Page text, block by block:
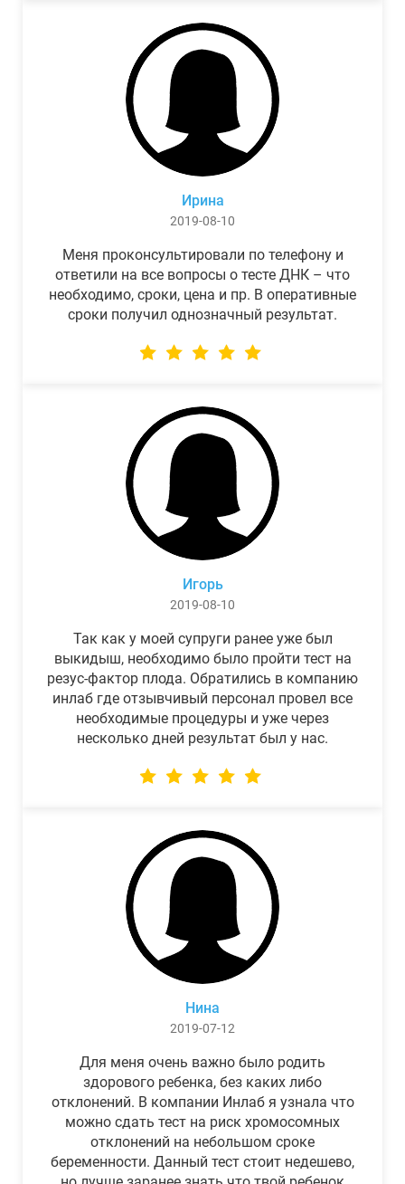
Ирина
2019-08-10
Меня проконсультировали по телефону и
ответили на все вопросы о тесте ДНК – что
необходимо, сроки, цена и пр. В оперативные
сроки получил однозначный результат.
Игорь
2019-08-10
Так как у моей супруги ранее уже был
выкидыш, необходимо было пройти тест на
резус-фактор плода. Обратились в компанию
инлаб где отзывчивый персонал провел все
необходимые процедуры и уже через
несколько дней результат был у нас.
Нина
2019-07-12
Для меня очень важно было родить
здорового ребенка, без каких либо
отклонений. В компании Инлаб я узнала что
можно сдать тест на риск хромосомных
отклонений на небольшом сроке
беременности. Данный тест стоит недешево,